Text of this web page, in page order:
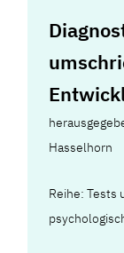
Hasselhorn
Reihe: Tests